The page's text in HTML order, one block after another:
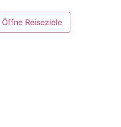
Öffne Reiseziele